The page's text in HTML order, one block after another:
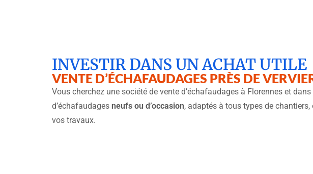
INVESTIR DANS UN ACHAT UTILE
VENTE D’ÉCHAFAUDAGES PRÈS DE
Vous cherchez une société de vente d’échafaudages à Florennes et
d’échafaudages neufs ou d’occasion, adaptés à tous types de
vos travaux.